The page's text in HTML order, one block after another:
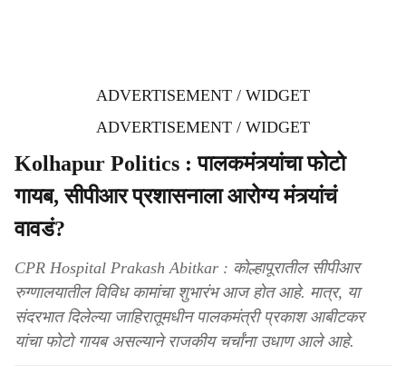
ADVERTISEMENT / WIDGET
ADVERTISEMENT / WIDGET
Kolhapur Politics : पालकमंत्र्यांचा फोटो
गायब, सीपीआर प्रशासनाला आरोग्य मंत्र्यांचं
वावडं?
CPR Hospital Prakash Abitkar : कोल्हापूरातील सीपीआर
रुग्णालयातील विविध कामांचा शुभारंभ आज होत आहे. मात्र, या
संदरभात दिलेल्या जाहिरातूमधीन पालकमंत्री प्रकाश आबीटकर
यांचा फोटो गायब असल्याने राजकीय चर्चांना उधाण आले आहे.